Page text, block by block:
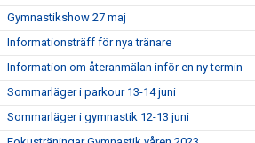
Gymnastikshow 27 maj
Informationsträff för nya tränare
Information om återanmälan inför en ny termin
Sommarläger i parkour 13-14 juni
Sommarläger i gymnastik 12-13 juni